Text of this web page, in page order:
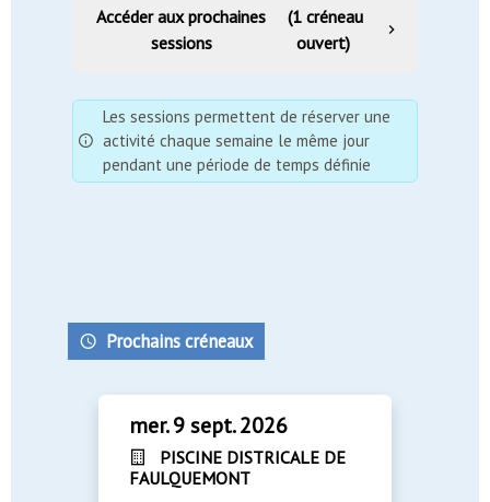
Accéder aux prochaines
sessions
(1 créneau
ouvert)
Les sessions permettent de réserver une
activité chaque semaine le même jour
pendant une période de temps définie
Prochains créneaux
mer. 9 sept. 2026
PISCINE DISTRICALE DE
FAULQUEMONT